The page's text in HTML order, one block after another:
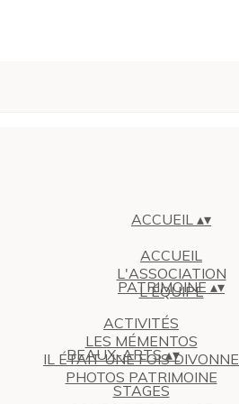
ACCUEIL ▴▾
ACCUEIL
L'ASSOCIATION
L'ÉQUIPE
PATRIMOINE ▴▾
ACTIVITÉS
LES MÉMENTOS
IL ÉTAIT UNE FOIS DIVONNE
PHOTOS PATRIMOINE
BEAUX-ARTS▴▾
STAGES